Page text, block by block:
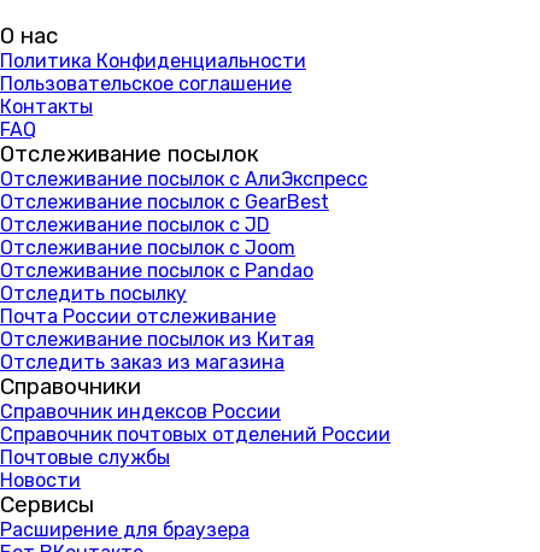
О нас
Политика Конфиденциальности
Пользовательское соглашение
Контакты
FAQ
Отслеживание посылок
Отслеживание посылок с АлиЭкспресс
Отслеживание посылок с GearBest
Отслеживание посылок с JD
Отслеживание посылок с Joom
Отслеживание посылок с Pandao
Отследить посылку
Почта России отслеживание
Отслеживание посылок из Китая
Отследить заказ из магазина
Справочники
Справочник индексов России
Справочник почтовых отделений России
Почтовые службы
Новости
Сервисы
Расширение для браузера